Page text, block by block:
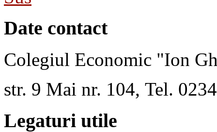
Date contact
Colegiul Economic "Ion
str. 9 Mai nr. 104, Tel.
Legaturi utile